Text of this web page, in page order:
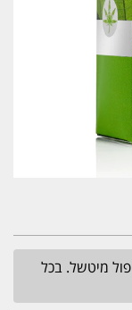
מיטשל. בכל